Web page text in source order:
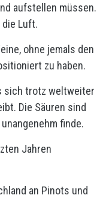
aufstellen müssen.
Luft.
ohne jemals den
zu haben.
sich trotz weltweiter
Die Säuren sind
finde.
Jahren
an Pinots und